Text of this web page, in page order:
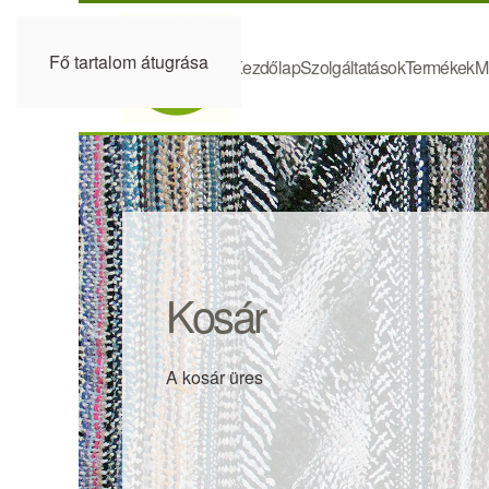
Fő tartalom átugrása KezdőlapSzolgáltatásokTermékek
Kosár
A kosár üres